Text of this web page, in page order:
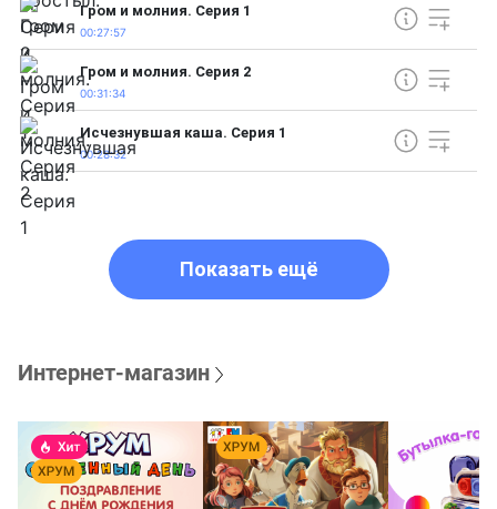
Гром и молния. Серия 1
00:27:57
Гром и молния. Серия 2
00:31:34
Исчезнувшая каша. Серия 1
00:28:32
Показать ещё
Интернет-магазин